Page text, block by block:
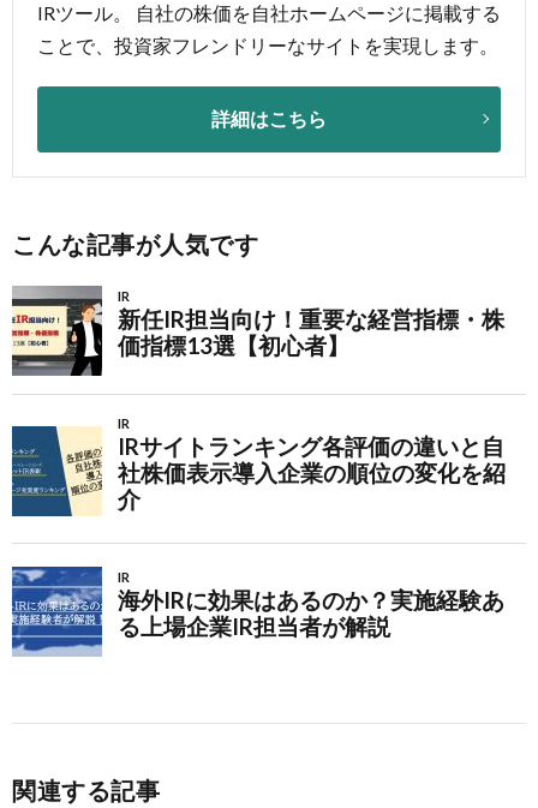
IRツール。 自社の株価を自社ホームページに掲載する
ことで、投資家フレンドリーなサイトを実現します。
詳細はこちら
こんな記事が人気です
関連する記事